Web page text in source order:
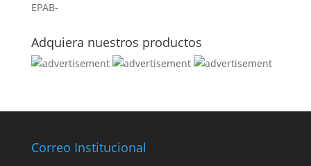
EPAB-
Adquiera nuestros productos
Correo Institucional